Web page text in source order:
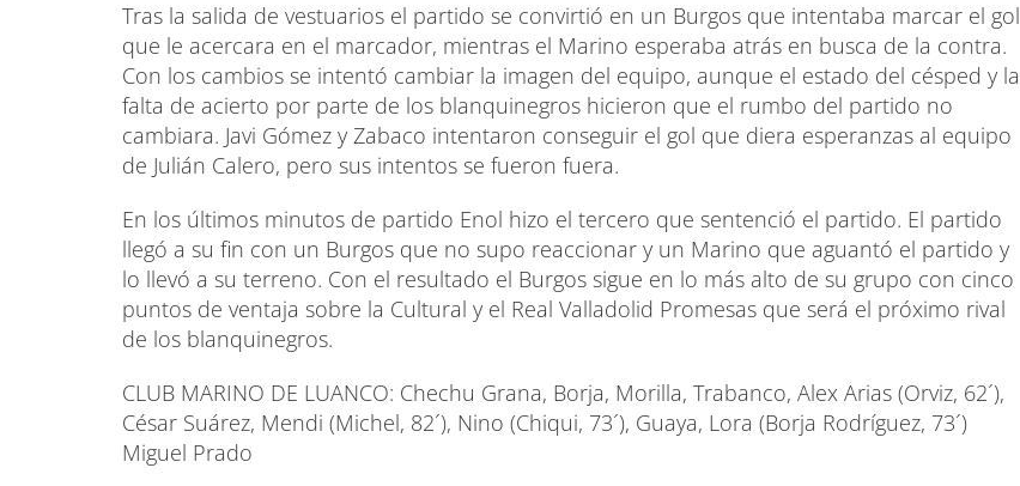
Tras la salida de vestuarios el partido se convirtió en un Burgos que intentaba marcar el gol
que le acercara en el marcador, mientras el Marino esperaba atrás en busca de la contra.
Con los cambios se intentó cambiar la imagen del equipo, aunque el estado del césped y la
falta de acierto por parte de los blanquinegros hicieron que el rumbo del partido no
cambiara. Javi Gómez y Zabaco intentaron conseguir el gol que diera esperanzas al equipo
de Julián Calero, pero sus intentos se fueron fuera.
En los últimos minutos de partido Enol hizo el tercero que sentenció el partido. El partido
llegó a su fin con un Burgos que no supo reaccionar y un Marino que aguantó el partido y
lo llevó a su terreno. Con el resultado el Burgos sigue en lo más alto de su grupo con cinco
puntos de ventaja sobre la Cultural y el Real Valladolid Promesas que será el próximo rival
de los blanquinegros.
CLUB MARINO DE LUANCO: Chechu Grana, Borja, Morilla, Trabanco, Alex Arias (Orviz, 62´),
César Suárez, Mendi (Michel, 82´), Nino (Chiqui, 73´), Guaya, Lora (Borja Rodríguez, 73´)
Miguel Prado